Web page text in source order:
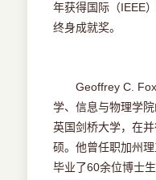
年获得国际（IEEE
终身成就奖。
Geoffrey C. Fox
学、信息与物理学
英国剑桥大学，在
硕。他曾任职加州
毕业了60余位博士